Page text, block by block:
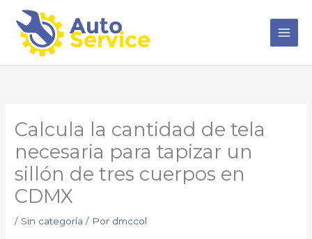
contenido
Calcula la cantidad de tela
necesaria para tapizar un
sillón de tres cuerpos en
CDMX
/ Sin categoría / Por dmccol